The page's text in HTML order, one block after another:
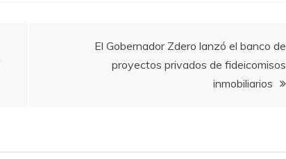
El Gobernador Zdero lanzó el banco de
proyectos privados de fideicomisos
inmobiliarios